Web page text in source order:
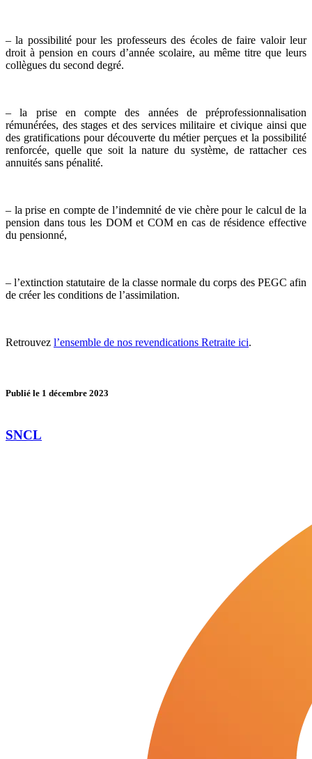
– la possibilité pour les professeurs des écoles de faire valoir leur
droit à pension en cours d’année scolaire, au même titre que leurs
collègues du second degré.
– la prise en compte des années de préprofessionnalisation
rémunérées, des stages et des services militaire et civique ainsi que
des gratifications pour découverte du métier perçues et la possibilité
renforcée, quelle que soit la nature du système, de rattacher ces
annuités sans pénalité.
– la prise en compte de l’indemnité de vie chère pour le calcul de la
pension dans tous les DOM et COM en cas de résidence effective
du pensionné,
– l’extinction statutaire de la classe normale du corps des PEGC afin
de créer les conditions de l’assimilation.
Retrouvez l’ensemble de nos revendications Retraite ici.
Publié le 1 décembre 2023
SNCL